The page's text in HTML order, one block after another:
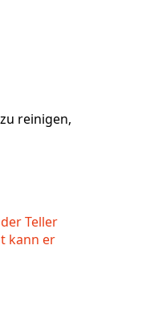
reinigen,
Teller
kann er